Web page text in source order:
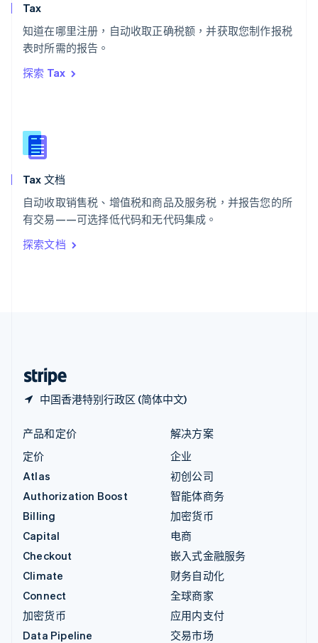
Tax
知道在哪里注册，自动收取正确税额，并获取您制作报税
表时所需的报告。
探索 Tax
Tax 文档
自动收取销售税、增值税和商品及服务税，并报告您的所
有交易——可选择低代码和无代码集成。
探索文档
中国香港特别行政区 (简体中文)
泰国
ไทยEnglish
English
English
新西兰
匈牙利
意大利
ItalianoEnglish
印度
English
产品和定价
定价
Atlas
Authorization Boost
Billing
Capital
Checkout
Climate
Connect
加密货币
Data Pipeline
解决方案
企业
初创公司
智能体商务
加密货币
电商
嵌入式金融服务
财务自动化
全球商家
应用内支付
交易市场